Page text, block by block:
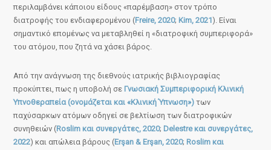
περιλαμβάνει κάποιου είδους «παρέμβαση» στον τρόπο
διατροφής του ενδιαφερομένου (Freire, 2020; Kim, 2021). Είναι
σημαντικό επομένως να μεταβληθεί η «διατροφική συμπεριφορά»
του ατόμου, που ζητά να χάσει βάρος.
Από την ανάγνωση της διεθνούς ιατρικής βιβλιογραφίας
προκύπτει, πως η υποβολή σε Γνωσιακή Συμπεριφορική Κλινική
Υπνοθεραπεία (ονομάζεται και «Κλινική Ύπνωση») των
παχύσαρκων ατόμων οδηγεί σε βελτίωση των διατροφικών
συνηθειών (Roslim και συνεργάτες, 2020; Delestre και συνεργάτες,
2022) και απώλεια βάρους (Erşan & Erşan, 2020; Roslim και